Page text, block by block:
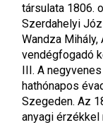
társulata 1806.
Szerdahelyi
Wandza
vendégfogadó
III. A
hathónapos
Szegeden. Az
anyagi